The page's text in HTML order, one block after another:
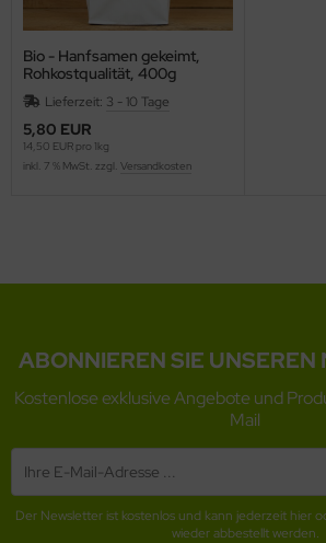
Bio - Hanfsamen gekeimt,
Rohkostqualität, 400g
Lieferzeit: 3 - 10 Tage
5,80 EUR
14,50 EUR pro 1kg
inkl. 7 % MwSt. zzgl. Versandkosten
ABONNIEREN SIE UNSEREN
Kostenlose exklusive Angebote und
Mail
Der Newsletter ist kostenlos und kann jederzeit hier
wieder abbestellt werden.